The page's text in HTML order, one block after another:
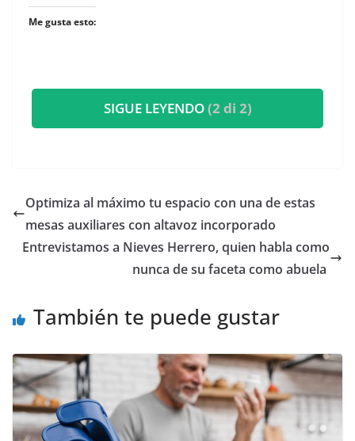
Me gusta esto:
SIGUE LEYENDO(2 di 2)
​Optimiza al máximo tu espacio con una de estas
mesas auxiliares con altavoz incorporado
​Entrevistamos a Nieves Herrero, quien habla como
nunca de su faceta como abuela
También te puede gustar